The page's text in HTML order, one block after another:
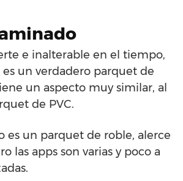
e inalterable en el tiempo,
un verdadero parquet de
un aspecto muy similar, al
de PVC.
es un parquet de roble, alerce
las apps son varias y poco a